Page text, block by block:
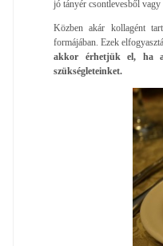
jó tányér csontlevesből
Közben akár kollagént
formájában. Ezek
akkor érhetjük el, ha
szükségleteinket.